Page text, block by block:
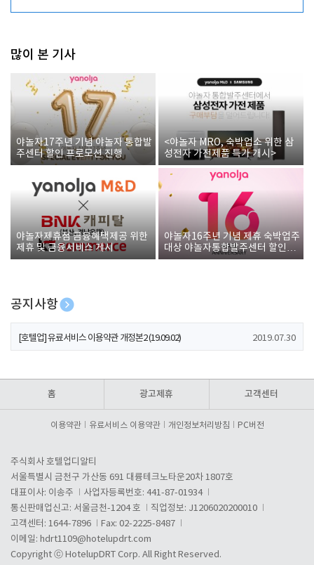
많이 본 기사
야놀자17주년 기념 야놀자 통합발
주센터 할인 프로모션 진행
<야놀자 MRO, 숙박업소 위한 삼
성전자 가전제품 특가 개시>
야놀자제휴점 금융혜택제공 위한
제휴 및 금융서비스 게시
야놀자16주년 기념 제휴 숙박업주
대상 야놀자통합발주센터 할인쿠
폰 증정
공지사항
[호텔업] 개인정보 처리방침 개정본1 (19.09.02)
[호텔업] 유료서비스 이용약관 개정본2 (19.09.02) 2019.07.30
홈 광고제휴 고객센터
이용약관 유료서비스 이용약관 개인정보처리방침 PC버전
주식회사 호텔업디알티
서울특별시 금천구 가산동 691 대륭테크노타운20차 1807호
대표이사: 이송주
사업자등록번호: 441-87-01934
통신판매업신고: 서울금천-1204 호
직업정보: J1206020200010
고객센터: 1644-7896
Fax: 02-2225-8487
이메일: hdrt1109@hotelupdrt.com
Copyright ⓒ HotelupDRT Corp. All Right Reserved.